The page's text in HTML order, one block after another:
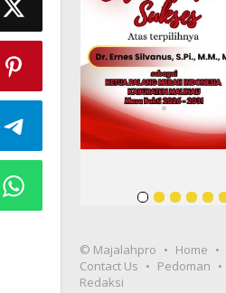
© Majalahpro Home
Contact Us
Pedoman
Redaksi